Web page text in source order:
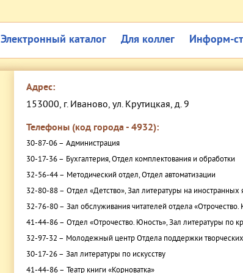
Электронный каталог Для коллег Информ-
Адрес:
153000, г. Иваново, ул. Крутицкая, д. 9
Телефоны (код города - 4932):
30-87-06 – Администрация
30-17-36 – Бухгалтерия, Отдел комплектования и обработки
32-56-44 – Методический отдел, Отдел автоматизации
32-80-88 – Отдел «Детство», Зал литературы на иностранных
32-76-80 – Зал обслуживания читателей отдела «Отрочество.
41-44-86 – Отдел «Отрочество. Юность», Зал литературы по
32-97-32 – Молодежный центр Отдела поддержки
30-17-26 – Зал литературы по искусству
41-44-86 – Театр книги «Корноватка»